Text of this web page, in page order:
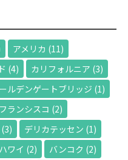
アメリカ (11)
(4) カリフォルニア (3)
ルデンゲートブリッジ (1)
ランシスコ (2)
(3) デリカテッセン (1)
ハワイ (2) バンコク (2)